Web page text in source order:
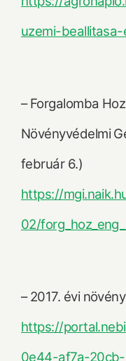
uzemi-beallitasa-
– Forgalomba
Növényvédelmi
február 6.)
https://
02/
– 2017. évi
https://
0e44-af7a-